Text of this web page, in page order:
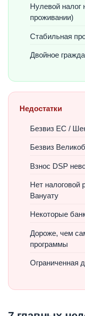
Нулевой налог
проживании)
Стабильная
Двойное
Недостатки
Безвиз ЕС /
Безвиз
Взнос DSP
Нет налоговой
Вануату
Некоторые
Дороже, чем
программы
Ограниченная